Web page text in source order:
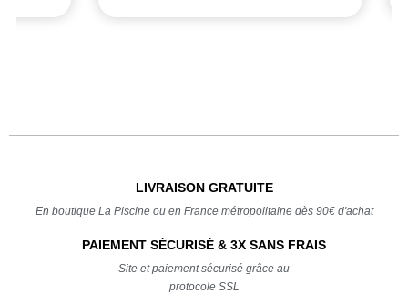
LIVRAISON GRATUITE
En boutique La Piscine ou en France métropolitaine dès 90€ d'achat
PAIEMENT SÉCURISÉ & 3X SANS FRAIS
Site et paiement sécurisé grâce au
protocole SSL